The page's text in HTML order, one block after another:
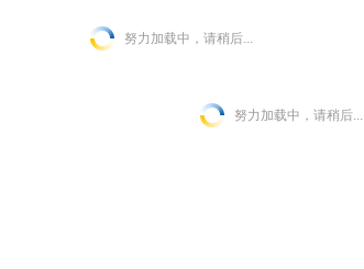
努力加载中，请稍后...
努力加载中，请稍后...